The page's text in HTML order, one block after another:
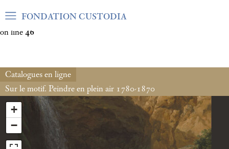
Warning: Undefined array key "var_mode" in
on line 46
FONDATION CUSTODIA
Catalogues en ligne
Sur le motif. Peindre en plein air 1780-1870
+
−